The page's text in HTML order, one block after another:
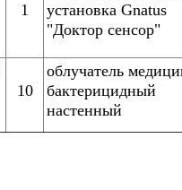
1
установка Gnatus
"Доктор сенсор"
10
облучатель
бактерицидный
настенный